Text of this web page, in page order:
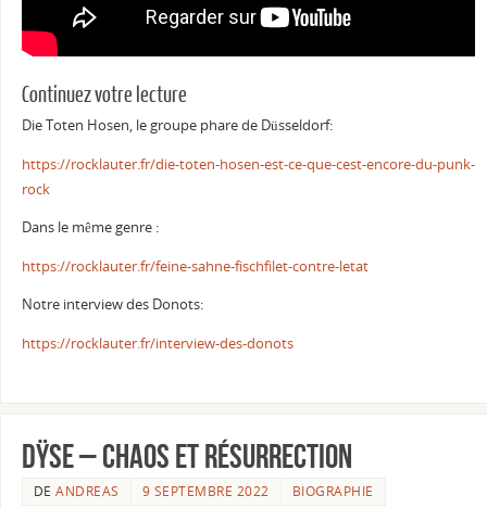
Continuez votre lecture
Die Toten Hosen, le groupe phare de Düsseldorf:
https://rocklauter.fr/die-toten-hosen-est-ce-que-cest-encore-du-punk-
rock
Dans le même genre :
https://rocklauter.fr/feine-sahne-fischfilet-contre-letat
Notre interview des Donots:
https://rocklauter.fr/interview-des-donots
Dÿse – chaos et résurrection
DEANDREAS 9 SEPTEMBRE 2022 BIOGRAPHIE